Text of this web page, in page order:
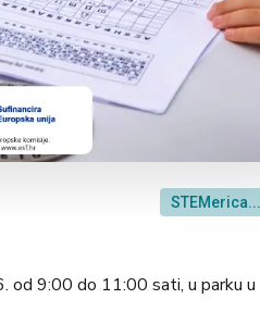
STEMerica...
od 9:00 do 11:00 sati, u parku u